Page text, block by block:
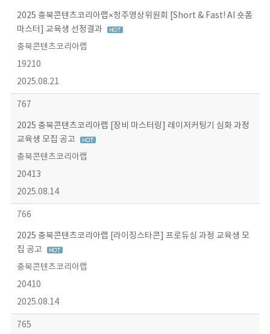
2025 충북콘텐츠코리아랩×청주영상위원회 [Short & Fast! AI 숏폼
마스터] 교육생 선정결과
충북콘텐츠코리아랩
19210
2025.08.21
767
2025 충북콘텐츠코리아랩 [장비 마스터링] 레이저커팅기 심화 과정
교육생 모집 공고
충북콘텐츠코리아랩
20413
2025.08.14
766
2025 충북콘텐츠코리아랩 [라이징스타콘] 프로듀싱 과정 교육생 모
집 공고
충북콘텐츠코리아랩
20410
2025.08.14
765